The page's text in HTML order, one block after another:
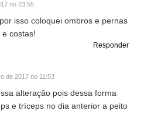
no 23:55
isso coloquei ombros e pernas
costas!
Responder
de 2017 no 11:53
alteração pois dessa forma
e tríceps no dia anterior a peito